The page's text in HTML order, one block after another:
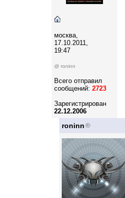
москва,
17.10.2011,
19:47
@ roninn
Всего отправил
сообщений: 2723
Зарегистрирован
22.12.2006
roninn